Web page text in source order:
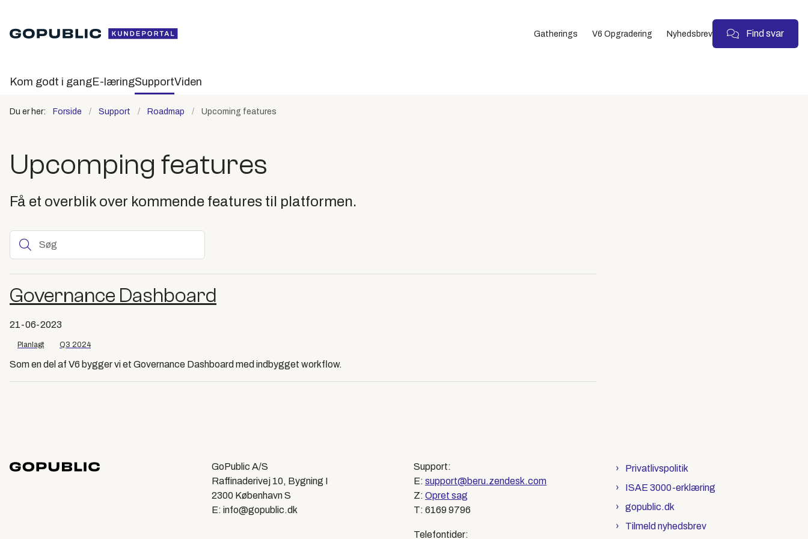
Gatherings V6 Opgradering Nyhedsbrev Find svar
Kom godt i gangE-læringSupportViden
Du er her: Forside Support Roadmap Upcoming features
Upcomping features
Få et overblik over kommende features til platformen.
Søg
Governance Dashboard
21-06-2023
Planlagt Q3 2024
Som en del af V6 bygger vi et Governance Dashboard med indbygget workflow.
GoPublic A/S
Raffinaderivej 10, Bygning I
2300 København S
E: info@gopublic.dk
Support:
E:support@beru.zendesk.com
Z:Opret sag
T: 6169 9796
Telefontider:
Privatlivspolitik
ISAE 3000-erklæring
gopublic.dk
Tilmeld nyhedsbrev